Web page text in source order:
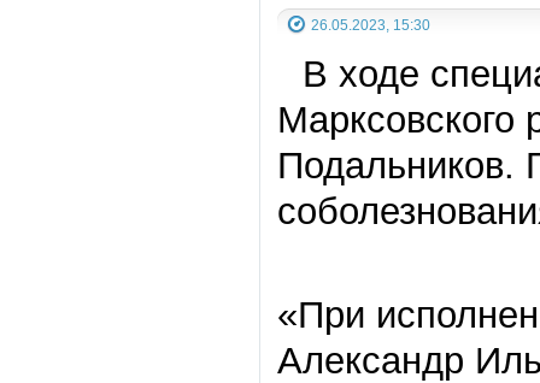
26.05.2023, 15:30
В ходе
Марксовского
Подальников.
«При
Александр